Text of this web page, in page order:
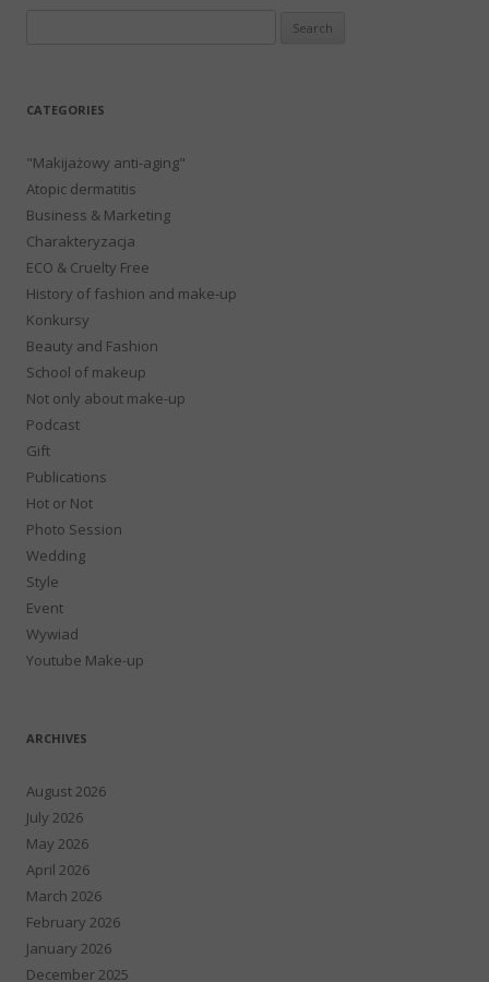
CATEGORIES
"Makijażowy anti-aging"
Atopic dermatitis
Business & Marketing
Charakteryzacja
ECO & Cruelty Free
History of fashion and make-up
Konkursy
Beauty and Fashion
School of makeup
Not only about make-up
Podcast
Gift
Publications
Hot or Not
Photo Session
Wedding
Style
Event
Wywiad
Youtube Make-up
ARCHIVES
August 2026
July 2026
May 2026
April 2026
March 2026
February 2026
January 2026
December 2025